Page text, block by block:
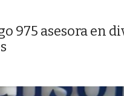
975 asesora en